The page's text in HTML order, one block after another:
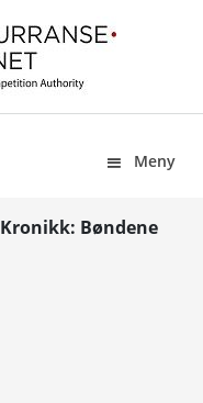
Meny
Kronikk: Bøndene